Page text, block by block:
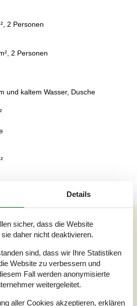
2 Personen
2 Personen
und kaltem Wasser, Dusche
Bezogen auf2Bewertungen
Details
sicher, dass die Website
daher nicht deaktivieren.
sind, dass wir Ihre Statistiken
Website zu verbessern und
Fall werden anonymisierte
weitergeleitet.
aller Cookies akzeptieren, erklären